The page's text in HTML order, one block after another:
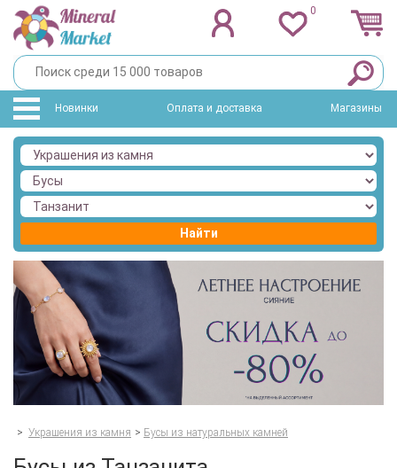
0
Новинки Оплата и доставка Магазины
Найти
> Украшения из камня > Бусы из натуральных камней